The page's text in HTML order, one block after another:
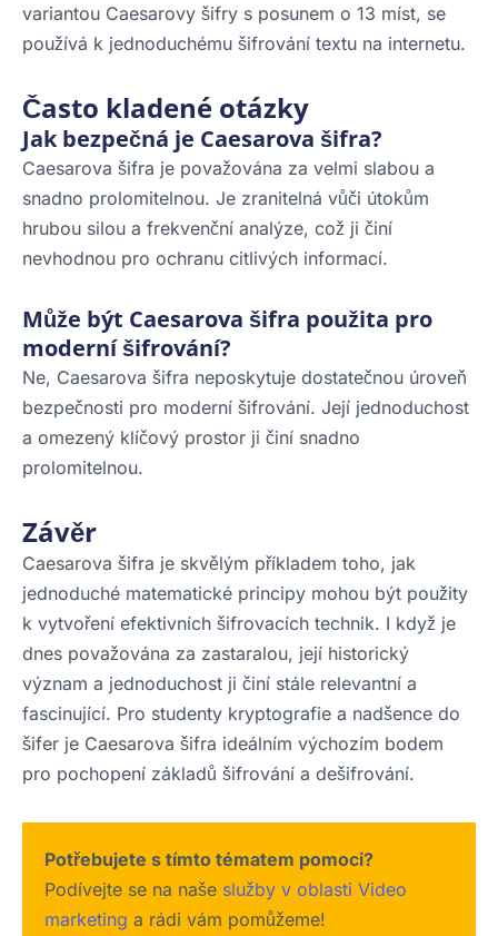
variantou Caesarovy šifry s posunem o 13 míst, se
používá k jednoduchému šifrování textu na internetu.
Často kladené otázky
Jak bezpečná je Caesarova šifra?
Caesarova šifra je považována za velmi slabou a
snadno prolomitelnou. Je zranitelná vůči útokům
hrubou silou a frekvenční analýze, což ji činí
nevhodnou pro ochranu citlivých informací.
Může být Caesarova šifra použita pro
moderní šifrování?
Ne, Caesarova šifra neposkytuje dostatečnou úroveň
bezpečnosti pro moderní šifrování. Její jednoduchost
a omezený klíčový prostor ji činí snadno
prolomitelnou.
Závěr
Caesarova šifra je skvělým příkladem toho, jak
jednoduché matematické principy mohou být použity
k vytvoření efektivních šifrovacích technik. I když je
dnes považována za zastaralou, její historický
význam a jednoduchost ji činí stále relevantní a
fascinující. Pro studenty kryptografie a nadšence do
šifer je Caesarova šifra ideálním výchozím bodem
pro pochopení základů šifrování a dešifrování.
Potřebujete s tímto tématem pomoci?
Podívejte se na naše služby v oblasti Video
marketing a rádi vám pomůžeme!